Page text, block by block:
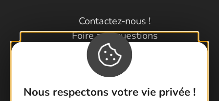
Nous respectons votre vie privée !
Contactez-nous !
Foire aux questions
Brochures
Cartoguides et Topoguides
Latitude Gard